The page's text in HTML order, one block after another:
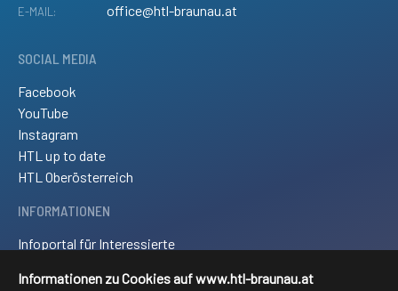
Informationen zu Cookies auf www.htl-braunau.at
E-MAIL: office@htl-braunau.at
SOCIAL MEDIA
Facebook
YouTube
Instagram
HTL up to date
HTL Oberösterreich
INFORMATIONEN
Infoportal für Interessierte
Downloads